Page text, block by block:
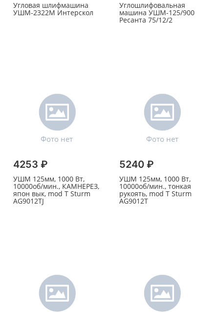
Угловая шлифмашина
УШМ-2322М Интерскол
Углошлифовальная
машина УШМ-125/900
Ресанта 75/12/2
4253 ₽
УШМ 125мм, 1000 Вт,
10000об/мин., КАМНЕРЕЗ,
япон вык, mod T Sturm
AG9012TJ
5240 ₽
УШМ 125мм, 1000 Вт,
10000об/мин., тонкая
рукоять, mod T Sturm
AG9012T